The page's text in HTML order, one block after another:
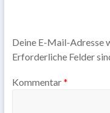
Deine E-Mail-Adresse
Erforderliche Felder
Kommentar*